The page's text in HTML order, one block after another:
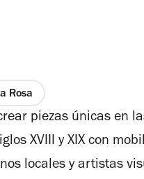
Rosa
piezas únicas en
XVIII y XIX con
locales y artistas